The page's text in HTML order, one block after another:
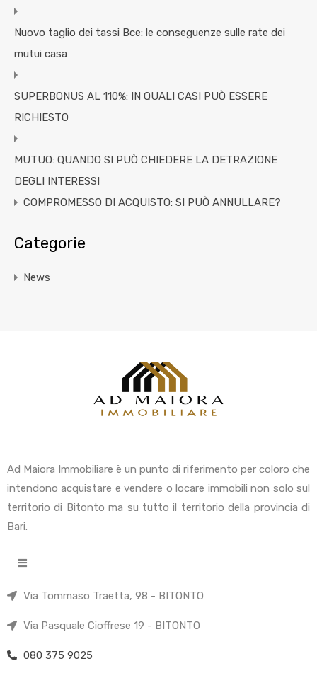
Nuovo taglio dei tassi Bce: le conseguenze sulle rate dei
mutui casa
SUPERBONUS AL 110%: IN QUALI CASI PUÒ ESSERE
RICHIESTO
MUTUO: QUANDO SI PUÒ CHIEDERE LA DETRAZIONE
DEGLI INTERESSI
COMPROMESSO DI ACQUISTO: SI PUÒ ANNULLARE?
Categorie
News
Ad Maiora Immobiliare è un punto di riferimento per coloro che
intendono acquistare e vendere o locare immobili non solo sul
territorio di Bitonto ma su tutto il territorio della provincia di
Bari.
Via Tommaso Traetta, 98 - BITONTO
Via Pasquale Cioffrese 19 - BITONTO
080 375 9025